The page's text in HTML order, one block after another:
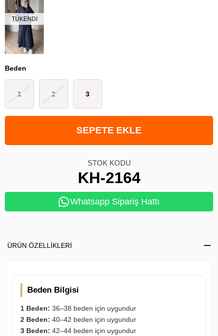
TÜKENDI
Beden
1 2 3
STOK KODU
KH-2164
Whatsapp Sipariş Hattı
ÜRÜN ÖZELLIKLERI
Beden Bilgisi
1 Beden: 36–38 beden için uygundur
2 Beden: 40–42 beden için uygundur
3 Beden: 42–44 beden için uygundur